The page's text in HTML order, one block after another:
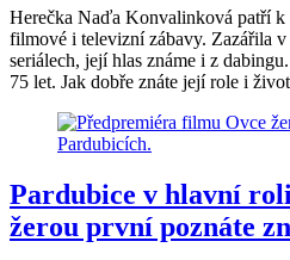
Herečka Naďa Konvalinková patří k
filmové i televizní zábavy. Zazářila
seriálech, její hlas známe i z
75 let. Jak dobře znáte její role i
Pardubice v hlavní
žerou první poznáte